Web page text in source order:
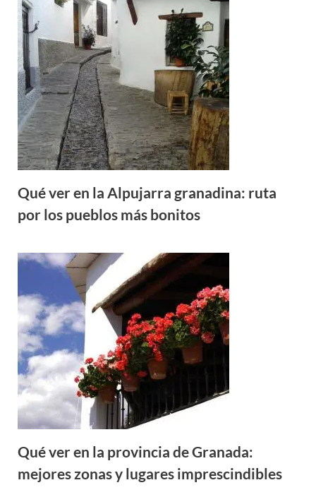
Qué ver en la Alpujarra granadina: ruta
por los pueblos más bonitos
Qué ver en la provincia de Granada:
mejores zonas y lugares imprescindibles